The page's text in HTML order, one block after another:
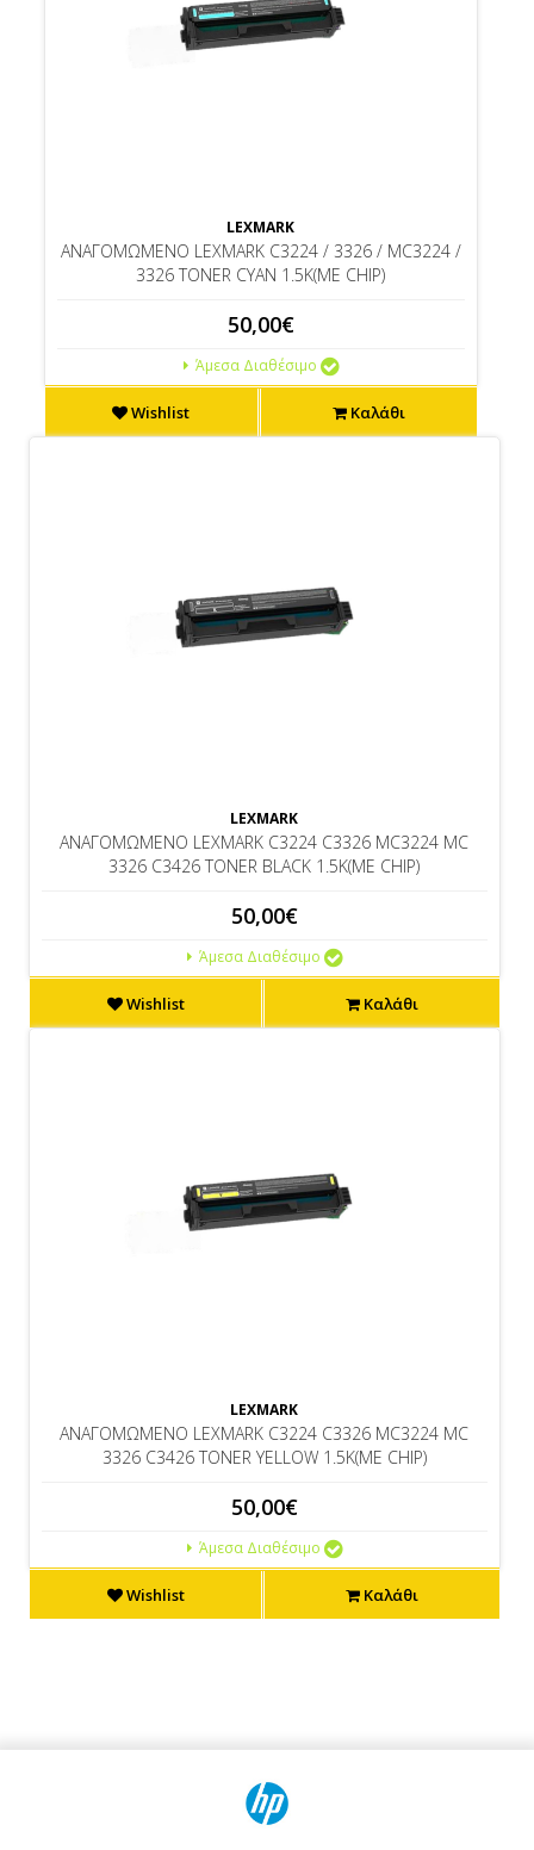
LEXMARK
ΑΝΑΓΟΜΩΜΕΝΟ LEXMARK C3224 / 3326 / MC3224 /
3326 TONER CYAN 1.5K(ΜΕ CHIP)
50,00€
Άμεσα Διαθέσιμο
Wishlist Καλάθι
LEXMARK
ΑΝΑΓΟΜΩΜΕΝΟ LEXMARK C3224 C3326 MC3224 MC
3326 C3426 TONER BLACK 1.5K(ΜΕ CHIP)
50,00€
Άμεσα Διαθέσιμο
Wishlist Καλάθι
LEXMARK
ΑΝΑΓΟΜΩΜΕΝΟ LEXMARK C3224 C3326 MC3224 MC
3326 C3426 TONER YELLOW 1.5K(ΜΕ CHIP)
50,00€
Άμεσα Διαθέσιμο
Wishlist Καλάθι